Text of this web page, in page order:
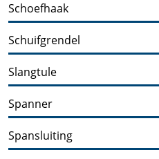
Schoefhaak
Schuifgrendel
Slangtule
Spanner
Spansluiting